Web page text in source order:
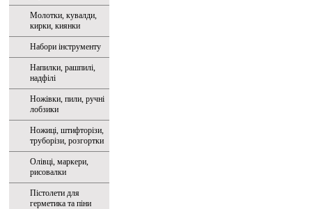
Молотки, кувалди,
кирки, киянки
Набори інструменту
Напилки, рашпилі,
надфілі
Ножівки, пили, ручні
лобзики
Ножиці, штифторізи,
труборізи, розгортки
Олівці, маркери,
рисовалки
Пістолети для
герметика та піни